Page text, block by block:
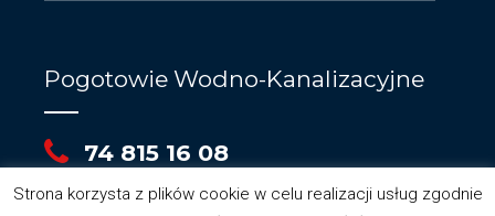
Pogotowie Wodno-Kanalizacyjne
74 815 16 08
Strona korzysta z plików cookie w celu realizacji usług zgodnie